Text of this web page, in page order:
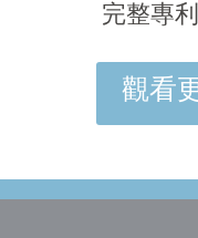
完整專
觀看